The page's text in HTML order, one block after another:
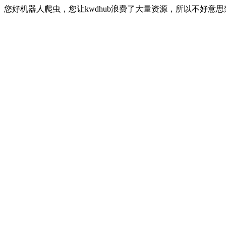
您好机器人爬虫，您让kwdhub浪费了大量资源，所以不好意思